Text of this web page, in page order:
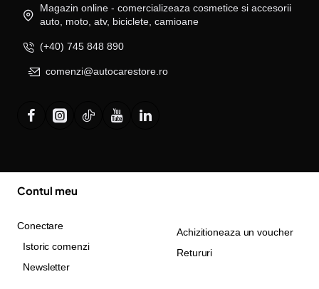
Magazin online - comercializeaza cosmetice si accesorii
auto, moto, atv, biciclete, camioane
(+40) 745 848 890
comenzi@autocarestore.ro
Contul meu
Conectare
Istoric comenzi
Newsletter
Achizitioneaza un voucher
Retururi